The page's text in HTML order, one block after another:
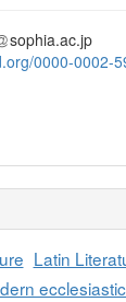
sophia.ac.jp
0000-0002-
Latin